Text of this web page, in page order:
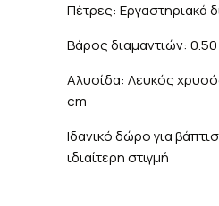
Πέτρες: Εργαστηριακά
Βάρος διαμαντιών:
Αλυσίδα: Λευκός
cm
Ιδανικό δώρο για
ιδιαίτερη στιγμή